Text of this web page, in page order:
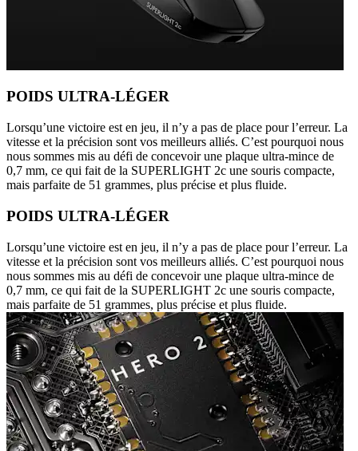
POIDS ULTRA-LÉGER
Lorsqu’une victoire est en jeu, il n’y a pas de place pour l’erreur. La
vitesse et la précision sont vos meilleurs alliés. C’est pourquoi nous
nous sommes mis au défi de concevoir une plaque ultra-mince de
0,7 mm, ce qui fait de la SUPERLIGHT 2c une souris compacte,
mais parfaite de 51 grammes, plus précise et plus fluide.
POIDS ULTRA-LÉGER
Lorsqu’une victoire est en jeu, il n’y a pas de place pour l’erreur. La
vitesse et la précision sont vos meilleurs alliés. C’est pourquoi nous
nous sommes mis au défi de concevoir une plaque ultra-mince de
0,7 mm, ce qui fait de la SUPERLIGHT 2c une souris compacte,
mais parfaite de 51 grammes, plus précise et plus fluide.